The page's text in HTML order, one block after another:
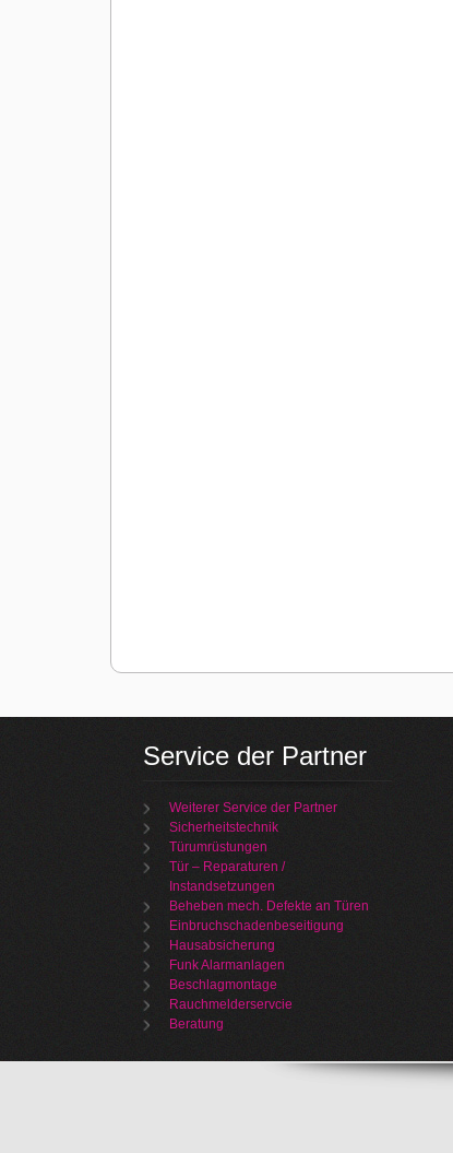
Service der Partner
Weiterer Service der Partner
Sicherheitstechnik
Türumrüstungen
Tür – Reparaturen /
Instandsetzungen
Beheben mech. Defekte an Türen
Einbruchschadenbeseitigung
Hausabsicherung
Funk Alarmanlagen
Beschlagmontage
Rauchmelderservcie
Beratung